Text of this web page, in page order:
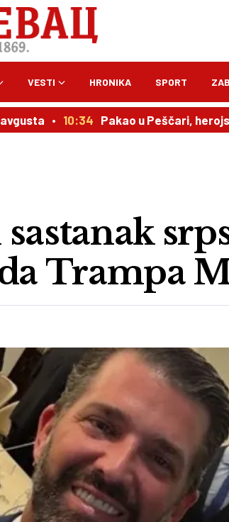
VESTI HRONIKA SPORT
10:34 Pakao u Peščari, herojska
Trampa